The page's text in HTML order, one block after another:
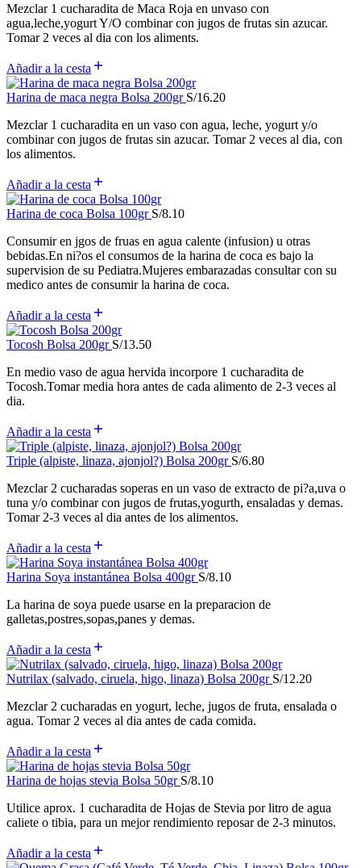
Mezclar 1 cucharadita de Maca Roja en unvaso con
agua,leche,yogurt Y/O combinar con jugos de frutas sin azucar.
Tomar 2 veces al dia con los aliments.
Añadir a la cesta
Harina de maca negra Bolsa 200gr S/16.20
Mezclar 1 cucharadita en un vaso con agua, leche, yogurt y/o
combinar con jugos de frutas sin azucar. Tomar 2 veces al dia, con
los alimentos.
Añadir a la cesta
Harina de coca Bolsa 100gr S/8.10
Consumir en jgos de fruas en agua calente (infusion) u otras
bebidas.En ni?os el consumos de la harina de coca es bajo la
supervision de su Pediatra.Mujeres embarazadas consultar con su
medico antes de consumir la harina de coca.
Añadir a la cesta
Tocosh Bolsa 200gr S/13.50
En medio vaso de agua hervida incorpore 1 cucharadita de
Tocosh.Tomar media hora antes de cada alimento de 2-3 veces al
dia.
Añadir a la cesta
Triple (alpiste, linaza, ajonjol?) Bolsa 200gr S/6.80
Mezclar 2 cucharadas soperas en un vaso de extracto de pi?a,uva o
tuna y/o combinar con jugos de frutas,yogurth, ensaladas y demas.
Tomar 2-3 veces al dia antes de los alimentos.
Añadir a la cesta
Harina Soya instantánea Bolsa 400gr S/8.10
La harina de soya puede usarse en la preparacion de
galletas,postres,sopas,panes y demas.
Añadir a la cesta
Nutrilax (salvado, ciruela, higo, linaza) Bolsa 200gr S/12.20
Mezclar 2 cucharadas en yogurt, leche, jugos de fruta, ensalada o
agua. Tomar 2 veces al dia antes de cada comida.
Añadir a la cesta
Harina de hojas stevia Bolsa 50gr S/8.10
Utilice aprox. 1 cucharadita de Hojas de Stevia por litro de agua
caliete o tibia, para un mejor rendimiento reposar de 2-3 minutos.
Añadir a la cesta